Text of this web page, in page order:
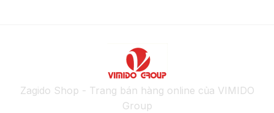
Zagido Shop - Trang bán hàng online của VIMIDO
Group